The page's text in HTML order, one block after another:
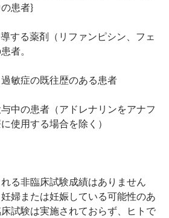
患者}
する薬剤（リファンピシン、フェ
者。
敏症の既往歴のある患者
中の患者（アドレナリンをアナフ
使用する場合を除く）
る非臨床試験成績はありません
婦または妊娠している可能性のあ
試験は実施されておらず、ヒトで